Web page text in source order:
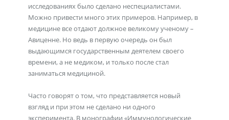
исследованиях было сделано неспециалистами.
Можно привести много этих примеров. Например, в
медицине все отдают должное великому ученому –
Авиценне. Но ведь в первую очередь он был
выдающимся государственным деятелем своего
времени, а не медиком, и только после стал
заниматься медициной.
Часто говорят о том, что представляется новый
взгляд и при этом не сделано ни одного
эксперимента. В монографии «Иммунологические